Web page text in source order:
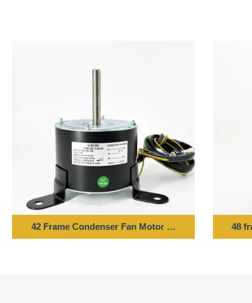
42 Frame Condenser Fan Motor - 1/10HP 220-240V
48